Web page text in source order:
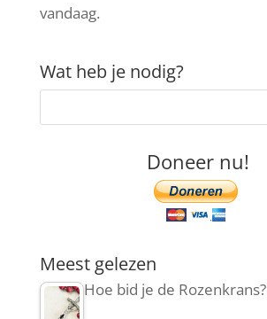
vandaag.
Wat heb je nodig?
Doneer nu!
Meest gelezen
Hoe bid je de Rozenkrans?